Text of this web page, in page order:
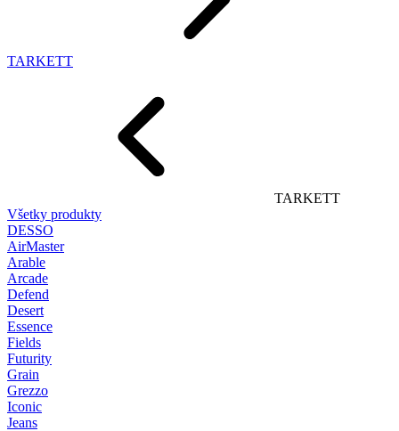
TARKETT
TARKETT
Všetky produkty
DESSO
AirMaster
Arable
Arcade
Defend
Desert
Essence
Fields
Futurity
Grain
Grezzo
Iconic
Jeans